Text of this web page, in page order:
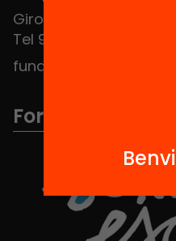
Girona 34, interior
Tel 934 588 700
fundacio@equitat.org
Formem part de...